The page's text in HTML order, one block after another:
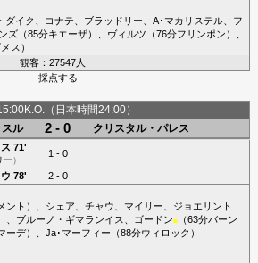
ダイク コナテ ブラッドリー A･マカリステル、 フ
ズ（85分キエーザ）、 ヴィルツ （76分フリンポン ）、
ス ）
観客：27547人
採点する
（日本時間24:00）
ル
2 - 0 クリスタル・パレス
71'
ー）
1 - 0
78'
2 - 0
ント ）、 シェア チャウ マイリー
ジョエリント
、 ブルーノ・ギマランイス ゴードン■（63分バーン
ーデ）、 Ja･マーフィー （88分ウィロック ）